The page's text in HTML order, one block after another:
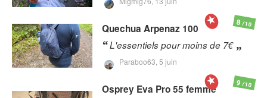
Quechua Arpenaz 100
L'essentiels pour moins de 7€
Paraboo63, 5 juin
8/10
Osprey Eva Pro 55 femme 9/10